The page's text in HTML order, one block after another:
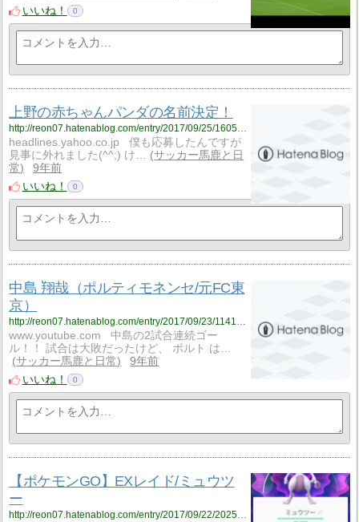
いいね！
0
上野の赤ちゃんパンダの名前決定！
headlines.yahoo.co.jp 僕も応募したんですが
見事に外れました(^^;) け…
サッカー馬鹿と日
常
9年前
いいね！
0
中島 翔哉（ポルティモネンセ/元FC東
京）
www.youtube.com 中島の2試合連続ゴー
ル！！ 試合は大敗だったけど、 ポルト は…
サッカー馬鹿と日常
9年前
いいね！
0
【ポケモンGO】EXレイド/ミュウツ
ー
http://reon07.hatenablog.com/entry/2017/09/22/202557